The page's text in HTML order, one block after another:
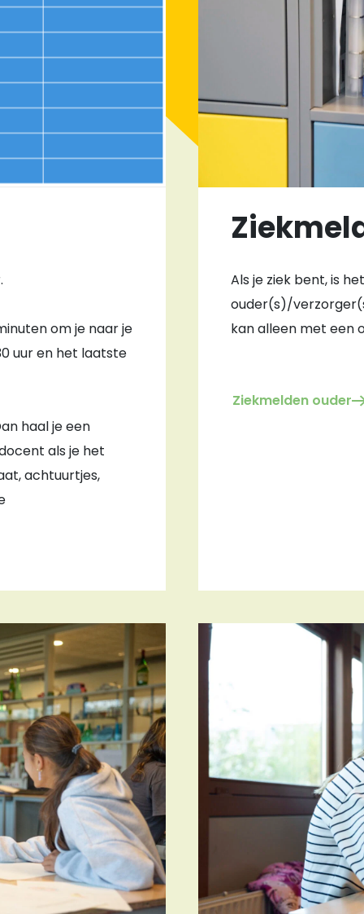
om je naar je
uur en het laatste
haal je een
als je het
achtuurtjes,
Als je ziek bent, is
ouder(s)/
kan alleen met een
Ziekmelden ouder